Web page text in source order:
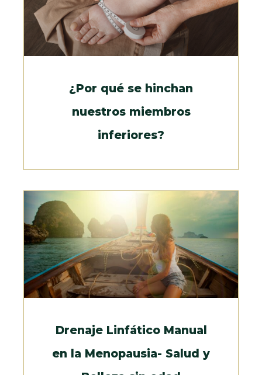
¿Por qué se hinchan
nuestros miembros
inferiores?
Drenaje Linfático Manual
en la Menopausia- Salud y